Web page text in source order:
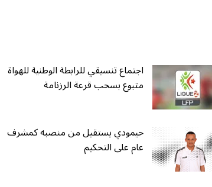
اجتماع تنسيقي للرابطة الوطنية للهواة
متبوع بسحب قرعة الرزنامة
حيمودي يستقيل من منصبه كمشرف
عام على التحكيم